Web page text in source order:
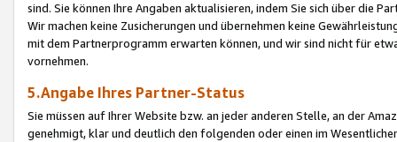
sind. Sie können Ihre Angaben aktualisieren, indem Sie sich über die
Wir machen keine Zusicherungen und übernehmen keine
mit dem Partnerprogramm erwarten können, und wir sind nicht für
vornehmen.
5.Angabe Ihres Partner-Status
Sie müssen auf Ihrer Website bzw. an jeder anderen Stelle, an der
genehmigt, klar und deutlich den folgenden oder einen im